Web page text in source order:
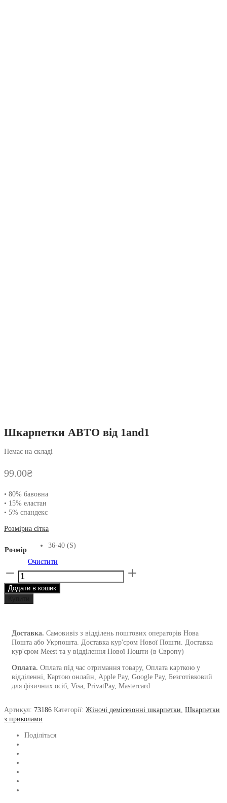
Шкарпетки АВТО від 1and1
Немає на складі
99.00₴
• 80% бавовна
• 15% еластан
• 5% спандекс
Розмірна сітка
Розмір
36-40 (S)
Очистити
Шкарпетки
АВТО
від
Додати в кошик
Доставка. Самовивіз з відділень поштових операторів Нова
Пошта або Укрпошта. Доставка кур'єром Нової Пошти. Доставка
кур'єром Meest та у відділення Нової Пошти (в Європу)
Оплата. Оплата під час отримання товару, Оплата карткою у
відділенні, Картою онлайн, Apple Pay, Google Pay, Безготівковий
для фізичних осіб, Visa, PrivatPay, Mastercard
Артикул: 73186 Категорії: Жіночі демісезонні шкарпетки, Шкарпетки
з приколами
Поділіться